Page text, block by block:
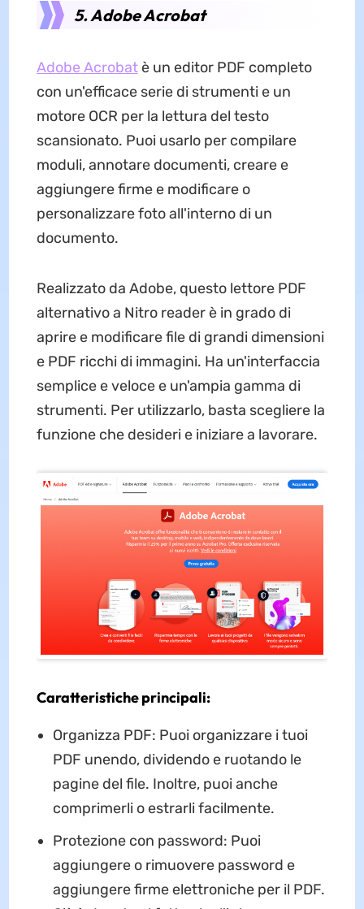
5. Adobe Acrobat
Adobe Acrobatè un editor PDF completo
con un'efficace serie di strumenti e un
motore OCR per la lettura del testo
scansionato. Puoi usarlo per compilare
moduli, annotare documenti, creare e
aggiungere firme e modificare o
personalizzare foto all'interno di un
documento.
Realizzato da Adobe, questo lettore PDF
alternativo a Nitro reader è in grado di
aprire e modificare file di grandi dimensioni
e PDF ricchi di immagini. Ha un'interfaccia
semplice e veloce e un'ampia gamma di
strumenti. Per utilizzarlo, basta scegliere la
funzione che desideri e iniziare a lavorare.
Caratteristiche principali:
Organizza PDF: Puoi organizzare i tuoi
PDF unendo, dividendo e ruotando le
pagine del file. Inoltre, puoi anche
comprimerli o estrarli facilmente.
Protezione con password: Puoi
aggiungere o rimuovere password e
aggiungere firme elettroniche per il PDF.